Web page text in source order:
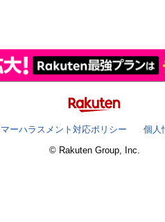
ーハラスメント対応ポリシー
個人
© Rakuten Group, Inc.